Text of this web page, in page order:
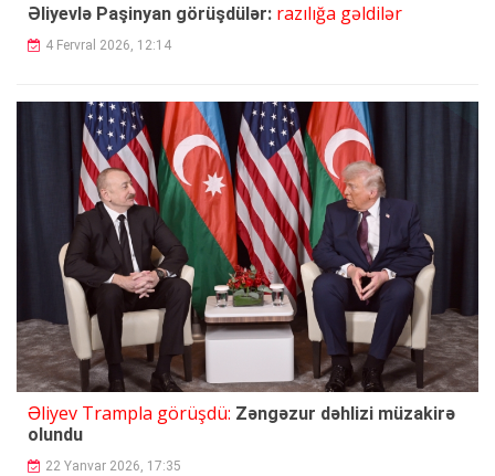
Əliyevlə Paşinyan görüşdülər: razılığa gəldilər
4 Fervral 2026, 12:14
Əliyev Trampla görüşdü: Zəngəzur dəhlizi müzakirə
olundu
22 Yanvar 2026, 17:35